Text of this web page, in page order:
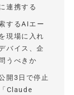
連携する
するAIエー
現場に入れ
バイス、企
うべきか
開3日で停止
Claude